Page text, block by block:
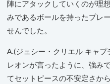
陣にアタックしていくのが理
みであるボールを持ったプレ
せんでした。
A.(ジェシー・クリエル キャプ
レオンが言ったように、強み
てセットピースの不安定さか